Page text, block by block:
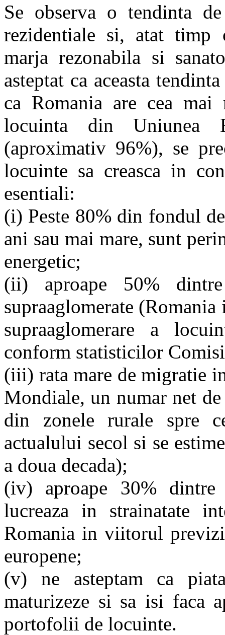
Se observa o tendinta
rezidentiale si, atat timp
marja rezonabila si
asteptat ca aceasta
ca Romania are cea mai
locuinta din Uniunea
(aproximativ 96%), se
locuinte sa creasca in
esentiali:
(i) Peste 80% din fondul
ani sau mai mare, sunt
energetic;
(ii) aproape 50%
supraaglomerate (Romania
supraaglomerare a
conform statisticilor
(iii) rata mare de migratie
Mondiale, un numar net
din zonele rurale spre
actualului secol si se
a doua decada);
(iv) aproape 30%
lucreaza in strainatate
Romania in viitorul
europene;
(v) ne asteptam ca
maturizeze si sa isi faca
portofolii de locuinte.